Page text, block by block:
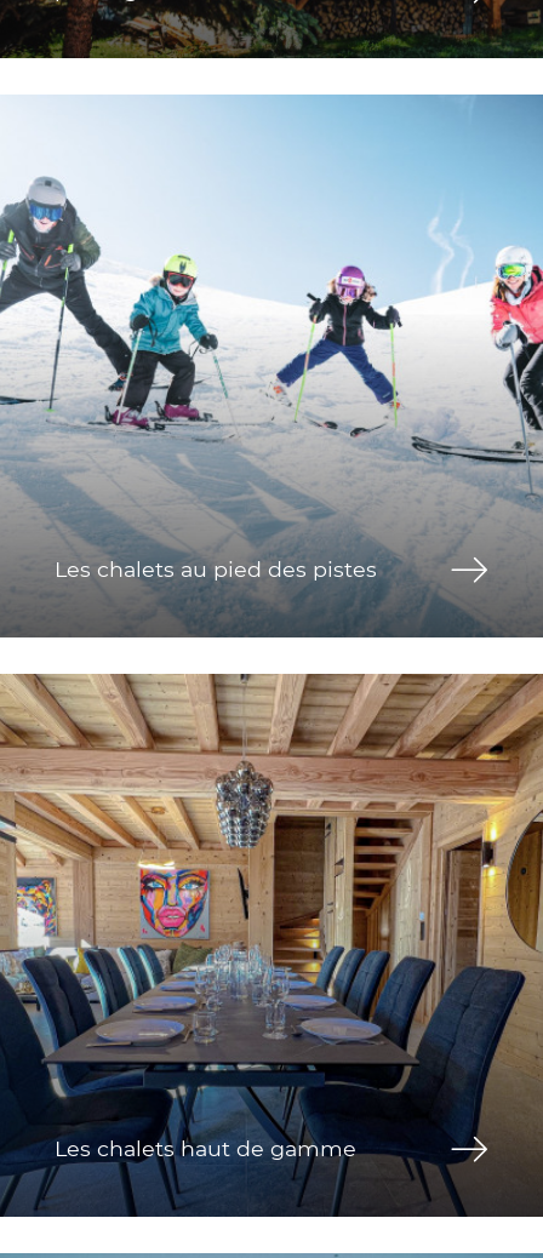
Les chalets au pied des pistes
Les chalets haut de gamme